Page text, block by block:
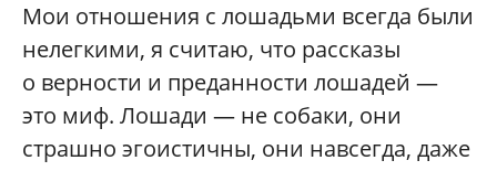
Мои отношения с лошадьми всегда были
нелегкими, я считаю, что рассказы
о верности и преданности лошадей —
это миф. Лошади — не собаки, они
страшно эгоистичны, они навсегда, даже